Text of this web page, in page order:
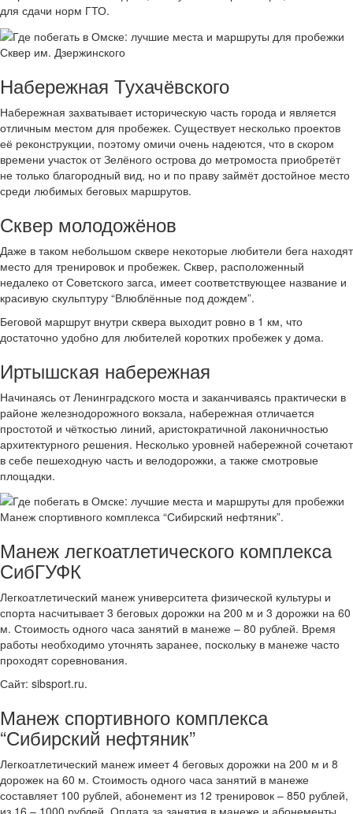
для сдачи норм ГТО.
Сквер им. Дзержинского
Набережная Тухачёвского
Набережная захватывает историческую часть города и является
отличным местом для пробежек. Существует несколько проектов
её реконструкции, поэтому омичи очень надеются, что в скором
времени участок от Зелёного острова до метромоста приобретёт
не только благородный вид, но и по праву займёт достойное место
среди любимых беговых маршрутов.
Сквер молодожёнов
Даже в таком небольшом сквере некоторые любители бега находят
место для тренировок и пробежек. Сквер, расположенный
недалеко от Советского загса, имеет соответствующее название и
красивую скульптуру “Влюблённые под дождем”.
Беговой маршрут внутри сквера выходит ровно в 1 км, что
достаточно удобно для любителей коротких пробежек у дома.
Иртышская набережная
Начинаясь от Ленинградского моста и заканчиваясь практически в
районе железнодорожного вокзала, набережная отличается
простотой и чёткостью линий, аристократичной лаконичностью
архитектурного решения. Несколько уровней набережной сочетают
в себе пешеходную часть и велодорожки, а также смотровые
площадки.
Манеж спортивного комплекса “Сибирский нефтяник”.
Манеж легкоатлетического комплекса
СибГУФК
Легкоатлетический манеж университета физической культуры и
спорта насчитывает 3 беговых дорожки на 200 м и 3 дорожки на 60
м. Стоимость одного часа занятий в манеже – 80 рублей. Время
работы необходимо уточнять заранее, поскольку в манеже часто
проходят соревнования.
Сайт: sibsport.ru.
Манеж спортивного комплекса
“Сибирский нефтяник”
Легкоатлетический манеж имеет 4 беговых дорожки на 200 м и 8
дорожек на 60 м. Стоимость одного часа занятий в манеже
составляет 100 рублей, абонемент из 12 тренировок – 850 рублей,
из 16 – 1000 рублей. Оплата за занятия в манеже и абонементы